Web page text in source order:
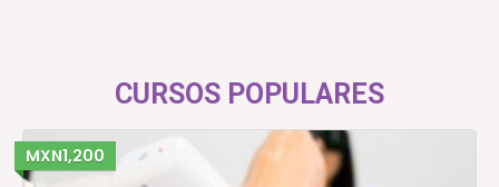
CURSOS POPULARES
MXN1,200